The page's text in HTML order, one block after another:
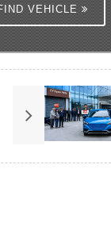
VEHICLE